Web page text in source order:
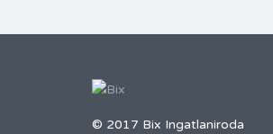
© 2017 Bix Ingatlaniroda